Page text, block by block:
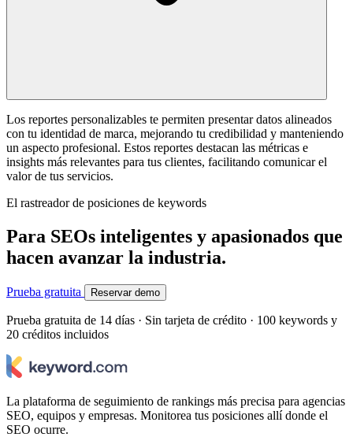
Los reportes personalizables te permiten presentar datos alineados
con tu identidad de marca, mejorando tu credibilidad y manteniendo
un aspecto profesional. Estos reportes destacan las métricas e
insights más relevantes para tus clientes, facilitando comunicar el
valor de tus servicios.
El rastreador de posiciones de keywords
Para SEOs inteligentes y apasionados que
hacen avanzar la industria.
Prueba gratuita Reservar demo
Prueba gratuita de 14 días · Sin tarjeta de crédito · 100 keywords y
20 créditos incluidos
La plataforma de seguimiento de rankings más precisa para agencias
SEO, equipos y empresas. Monitorea tus posiciones allí donde el
SEO ocurre.